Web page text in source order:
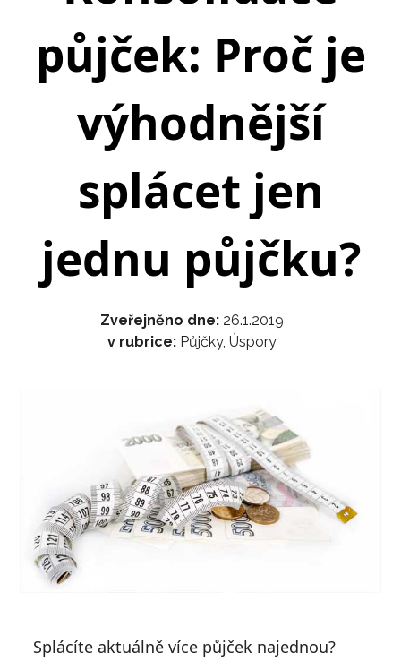
půjček: Proč je
výhodnější
splácet jen
jednu půjčku?
Zveřejněno dne: 26.1.2019
v rubrice: Půjčky, Úspory
Splácíte aktuálně více půjček najednou?